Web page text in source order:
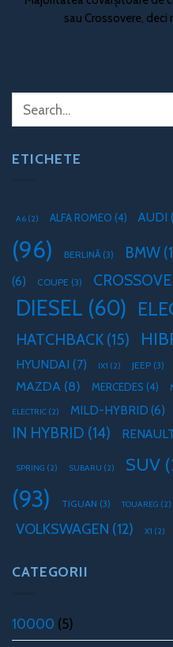
sau Crossovere, deci
ETICHETE
A6 (2) ALFA ROMEO (4) AUDI
(96)
BERLINĂ (3) BMW
(6)
COUPE (3)
DIESEL (60)
HATCHBACK (15)
HYUNDAI (7) IX1 (2) JEEP (3)
MAZDA (8) MERCEDES (4)
ELECTRIC (2) MILD-HYBRID (6)
IN HYBRID (14)
SPRING (2) SUBARU (2) SUV
(93)
TIGUAN (3) TOUAREG (2)
VOLKSWAGEN (12) X1 (2)
CATEGORII
10000 (5)